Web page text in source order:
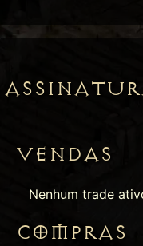
VENDAS
Nenhum trade
COMPRAS